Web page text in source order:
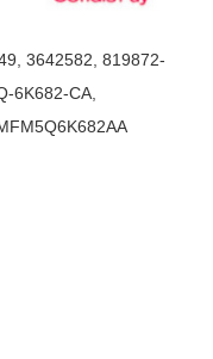
3642582 819872-
6K682-CA,